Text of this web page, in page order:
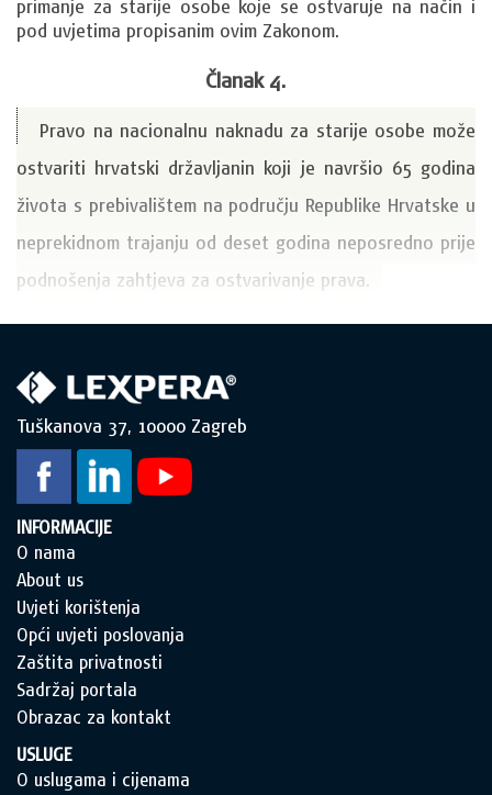
primanje za starije osobe koje se ostvaruje na način i
pod uvjetima propisanim ovim Zakonom.
Članak 4.
Pravo na nacionalnu naknadu za starije osobe može
ostvariti hrvatski državljanin koji je navršio 65 godina
života s prebivalištem na području Republike Hrvatske u
neprekidnom trajanju od deset godina neposredno prije
podnošenja zahtjeva za ostvarivanje prava.
Tuškanova 37, 10000 Zagreb
INFORMACIJE
O nama
About us
Uvjeti korištenja
Opći uvjeti poslovanja
Zaštita privatnosti
Sadržaj portala
Obrazac za kontakt
USLUGE
O uslugama i cijenama